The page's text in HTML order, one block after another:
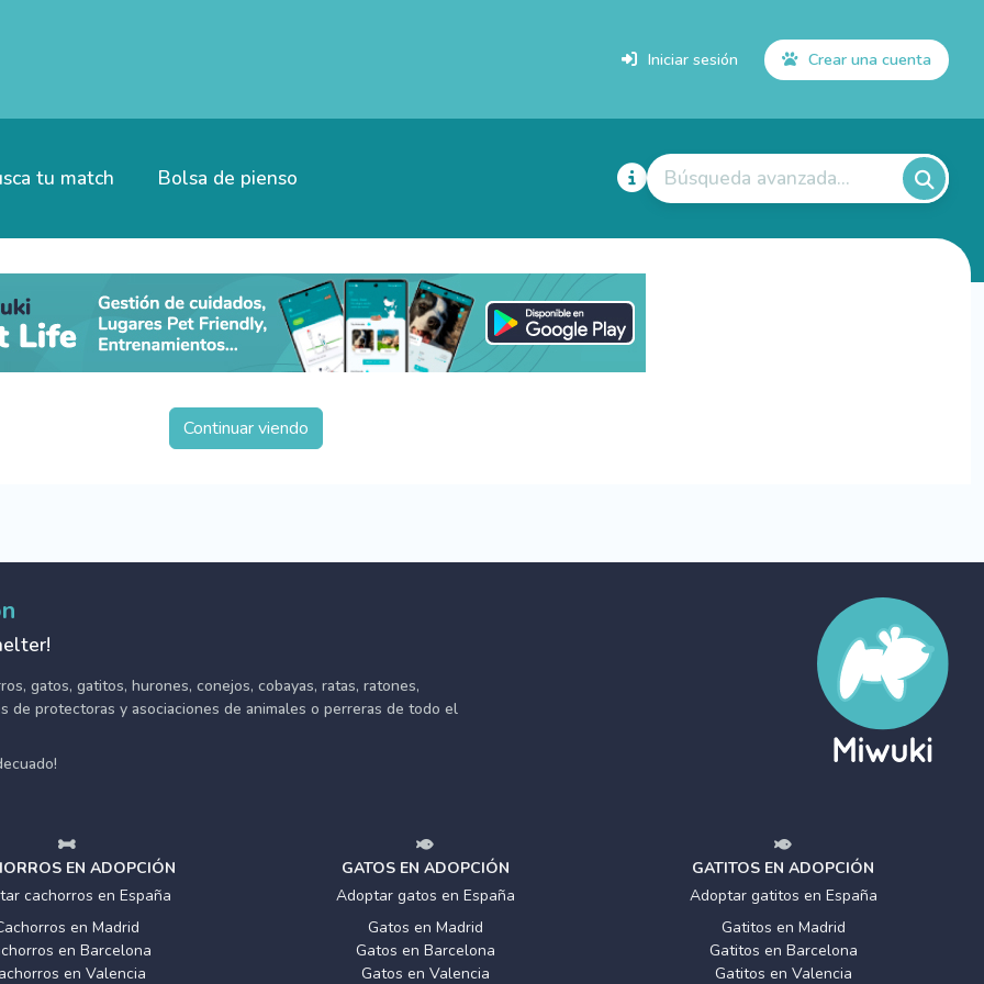
Iniciar sesión Crear una cuenta
tu match Bolsa de pienso Búsqueda avanzada...
Continuar viendo
gatos, gatitos, hurones, conejos, cobayas, ratas, ratones,
de protectoras y asociaciones de animales o perreras de todo el
EN ADOPCIÓN
cachorros en España
en Madrid
en Barcelona
en Valencia
GATOS EN ADOPCIÓN
Adoptar gatos en España
Gatos en Madrid
Gatos en Barcelona
Gatos en Valencia
GATITOS EN ADOPCIÓN
Adoptar gatitos en España
Gatitos en Madrid
Gatitos en Barcelona
Gatitos en Valencia